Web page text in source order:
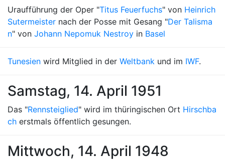
Uraufführung der Oper "Titus Feuerfuchs" von Heinrich
Sutermeister nach der Posse mit Gesang "Der Talisma
n" von Johann Nepomuk Nestroy in Basel
Tunesien wird Mitglied in der Weltbank und im IWF.
Samstag, 14. April 1951
Das "Rennsteiglied" wird im thüringischen Ort Hirschba
ch erstmals öffentlich gesungen.
Mittwoch, 14. April 1948